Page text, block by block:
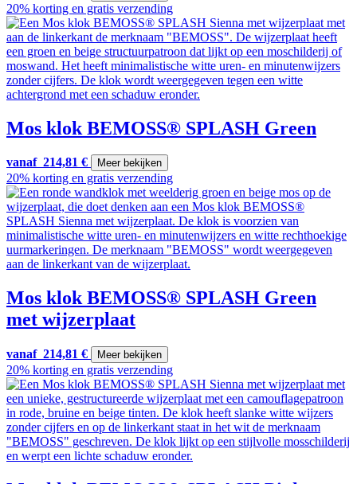
20% korting en gratis verzending
Mos klok BEMOSS® SPLASH Green
vanaf 214,81 € Meer bekijken
20% korting en gratis verzending
Mos klok BEMOSS® SPLASH Green
met wijzerplaat
vanaf 214,81 € Meer bekijken
20% korting en gratis verzending